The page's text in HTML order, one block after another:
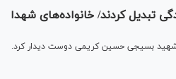
تبدیل کردند/ خانواده‌های شهدا
شهید بسیجی حسین کریمی دوست دیدار کرد.